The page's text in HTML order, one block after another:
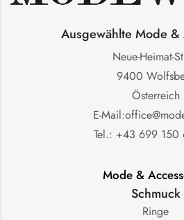
Ausgewählte Mode &
Neue-Heimat-
9400
Österreich
E-
Tel.: +43 699 150
Mode &
Schmuck
Ringe